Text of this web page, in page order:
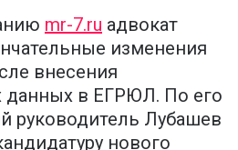
mr-7.ru адвокат
изменения
внесения
данных в ЕГРЮЛ. По его
руководитель Лубашев
нового